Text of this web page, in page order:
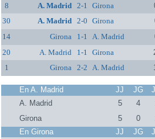
8
A. Madrid 2-1 Girona
30
A. Madrid 2-0 Girona
14
Girona 1-1 A. Madrid
20
A. Madrid 1-1 Girona
1
Girona 2-2 A. Madrid
En A. Madrid JJ JG
A. Madrid
5 4
Girona
5 0
En Girona
JJ JG